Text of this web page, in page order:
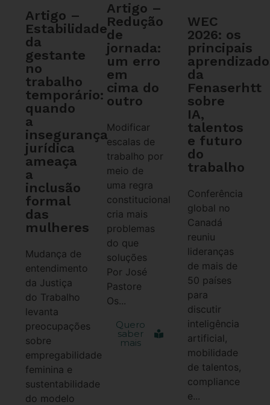
Artigo –
Estabilidade
da
gestante
no
trabalho
temporário:
quando
a
insegurança
jurídica
ameaça
a
inclusão
formal
das
mulheres
Mudança de
entendimento
da Justiça
do Trabalho
levanta
preocupações
sobre
empregabilidade
feminina e
sustentabilidade
do modelo
Artigo –
Redução
de
jornada:
um erro
em
cima do
outro
Modificar
escalas de
trabalho por
meio de
uma regra
constitucional
cria mais
problemas
do que
soluções
Por José
Pastore
Os...
Quero
saber
mais
WEC
2026: os
principais
da
Fenaserhtt
sobre
IA,
talentos
e futuro
do
trabalho
Conferência
global no
Canadá
reuniu
lideranças
de mais de
50 países
para
discutir
inteligência
artificial,
mobilidade
de talentos,
compliance
e...